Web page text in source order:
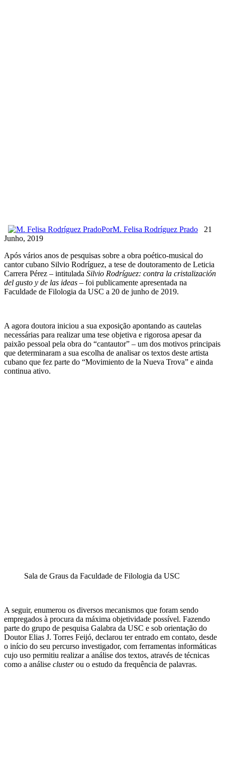
PorM. Felisa Rodríguez Prado
21
Junho, 2019
Após vários anos de pesquisas sobre a obra poético-musical do
cantor cubano Silvio Rodríguez, a tese de doutoramento de Leticia
Carrera Pérez – intitulada Silvio Rodríguez: contra la cristalización
del gusto y de las ideas – foi publicamente apresentada na
Faculdade de Filologia da USC a 20 de junho de 2019.
A agora doutora iniciou a sua exposição apontando as cautelas
necessárias para realizar uma tese objetiva e rigorosa apesar da
paixão pessoal pela obra do “cantautor” – um dos motivos principais
que determinaram a sua escolha de analisar os textos deste artista
cubano que fez parte do “Movimiento de la Nueva Trova” e ainda
continua ativo.
Sala de Graus da Faculdade de Filologia da USC
A seguir, enumerou os diversos mecanismos que foram sendo
empregados à procura da máxima objetividade possível. Fazendo
parte do grupo de pesquisa Galabra da USC e sob orientação do
Doutor Elias J. Torres Feijó, declarou ter entrado em contato, desde
o início do seu percurso investigador, com ferramentas informáticas
cujo uso permitiu realizar a análise dos textos, através de técnicas
como a análise clusterou o estudo da frequência de palavras.